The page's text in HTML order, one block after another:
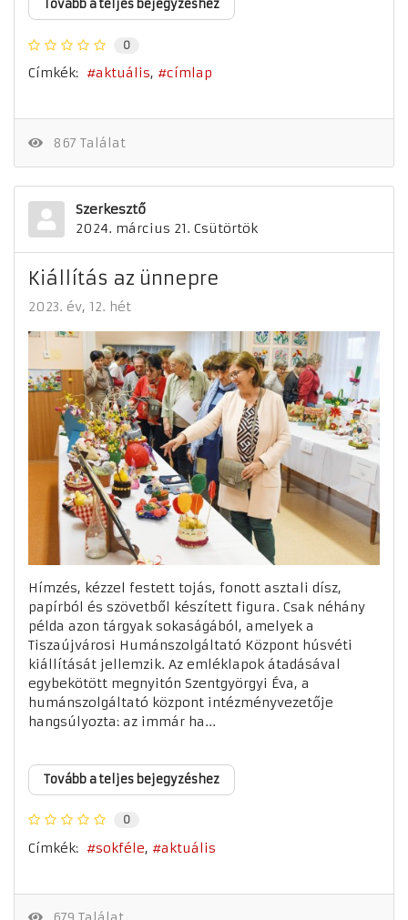
Tovább a teljes bejegyzéshez
0
Címkék: aktuális címlap
867 Találat
Szerkesztő
2024. március 21. Csütörtök
Kiállítás az ünnepre
2023. év 12. hét
Hímzés, kézzel festett tojás, fonott asztali dísz,
papírból és szövetből készített figura. Csak néhány
példa azon tárgyak sokaságából, amelyek a
Tiszaújvárosi Humánszolgáltató Központ húsvéti
kiállítását jellemzik. Az emléklapok átadásával
egybekötött megnyitón Szentgyörgyi Éva, a
humánszolgáltató központ intézményvezetője
hangsúlyozta: az immár ha...
Tovább a teljes bejegyzéshez
0
Címkék: sokféle aktuális